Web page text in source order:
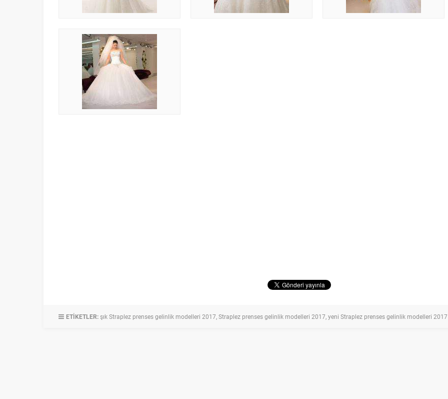
ETİKETLER:şık Straplez prenses gelinlik modelleri 2017,Straplez prenses gelinlik modelleri 2017,yeni Straplez prenses gelinlik modelleri 2017